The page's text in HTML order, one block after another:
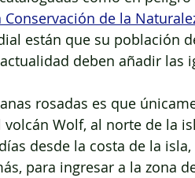
de la
están que su población
deben añadir las
rosadas es que
Wolf, al norte de la
desde la costa de la
para ingresar a la zona